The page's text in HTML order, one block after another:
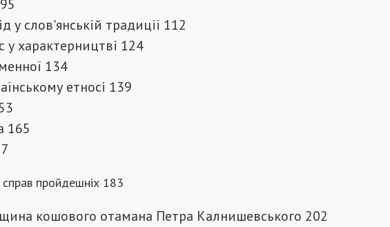
у слов'янській традиції 112
характерництві 124
134
етносі 139
165
пройдешніх 183
кошового отамана Петра Калнишевського 202